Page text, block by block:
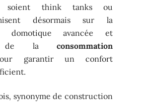
soient think tanks ou
désormais sur la
avancée et
de la consommation
garantir un confort
synonyme de construction